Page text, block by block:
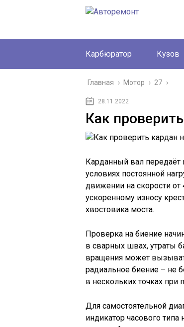
Карбюратор Кузов
Главная › Мотор › 27 ›
28.11.2022
Как
Карданный вал передаёт
условиях постоянной
движении на скорости
ускоренному износу
хвостовика моста.
Проверка на биение
в сварных швах, утраты
вращения может
радиальное биение – не
в нескольких точках при
Для самостоятельной
индикатор часового